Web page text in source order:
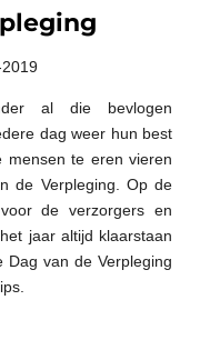
al die bevlogen
dag weer hun best
mensen te eren vieren
de Verpleging. Op de
de verzorgers en
jaar altijd klaarstaan
van de Verpleging